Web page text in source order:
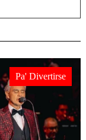
Pa' Divertirse